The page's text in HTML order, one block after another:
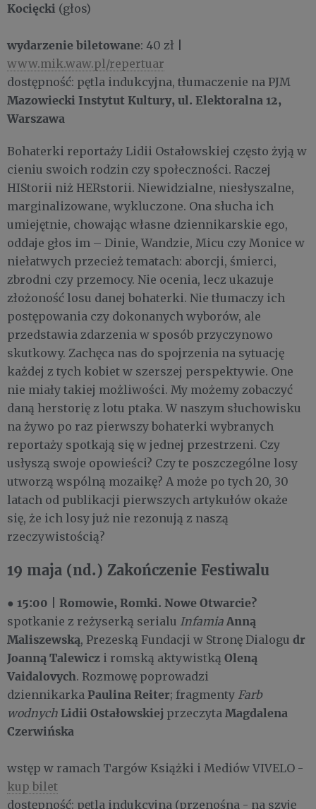
Kocięcki (głos)
wydarzenie biletowane: 40 zł |
www.mik.waw.pl/repertuar
dostępność: pętla indukcyjna, tłumaczenie na PJM
Mazowiecki Instytut Kultury, ul. Elektoralna 12,
Warszawa
Bohaterki reportaży Lidii Ostałowskiej często żyją w
cieniu swoich rodzin czy społeczności. Raczej
HIStorii niż HERstorii. Niewidzialne, niesłyszalne,
marginalizowane, wykluczone. Ona słucha ich
umiejętnie, chowając własne dziennikarskie ego,
oddaje głos im – Dinie, Wandzie, Micu czy Monice w
niełatwych przecież tematach: aborcji, śmierci,
zbrodni czy przemocy. Nie ocenia, lecz ukazuje
złożoność losu danej bohaterki. Nie tłumaczy ich
postępowania czy dokonanych wyborów, ale
przedstawia zdarzenia w sposób przyczynowo
skutkowy. Zachęca nas do spojrzenia na sytuację
każdej z tych kobiet w szerszej perspektywie. One
nie miały takiej możliwości. My możemy zobaczyć
daną herstorię z lotu ptaka. W naszym słuchowisku
na żywo po raz pierwszy bohaterki wybranych
reportaży spotkają się w jednej przestrzeni. Czy
usłyszą swoje opowieści? Czy te poszczególne losy
utworzą wspólną mozaikę? A może po tych 20, 30
latach od publikacji pierwszych artykułów okaże
się, że ich losy już nie rezonują z naszą
rzeczywistością?
19 maja (nd.) Zakończenie Festiwalu
● 15:00 Romowie, Romki. Nowe Otwarcie?
spotkanie z reżyserką serialu InfamiaAnną
Maliszewską, Prezeską Fundacji w Stronę Dialogu dr
Joanną Talewicz i romską aktywistką Oleną
Vaidalovych. Rozmowę poprowadzi
dziennikarka Paulina Reiter; fragmenty Farb
wodnych Lidii Ostałowskiej przeczyta Magdalena
Czerwińska
wstęp w ramach Targów Książki i Mediów VIVELO -
kup bilet
dostępność: pętla indukcyjna (przenośna - na szyję